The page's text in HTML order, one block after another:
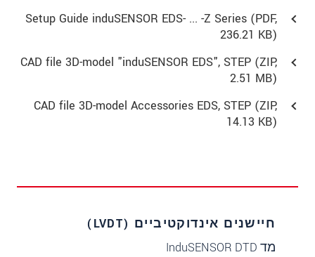
Setup Guide induSENSOR EDS- ... -Z Series (PDF,
236.21 KB)
CAD file 3D-model "induSENSOR EDS", STEP (ZIP,
2.51 MB)
CAD file 3D-model Accessories EDS, STEP (ZIP,
14.13 KB)
חיישנים אינדוקטיביים (LVDT)
מד InduSENSOR DTD